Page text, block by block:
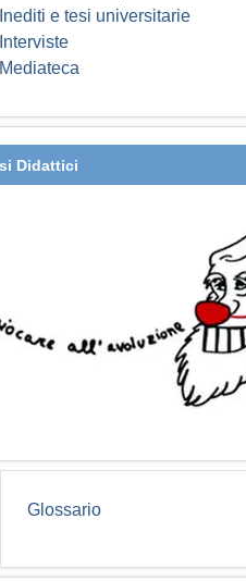
Inediti e tesi universitarie
Interviste
Mediateca
Didattici
Glossario